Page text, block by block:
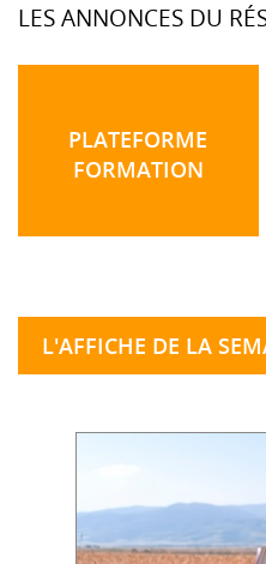
LES ANNONCES DU
PLATEFORME
FORMATION
L'AFFICHE DE LA